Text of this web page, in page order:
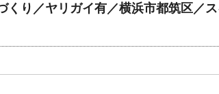
くり／ヤリガイ有／横浜市都筑区／